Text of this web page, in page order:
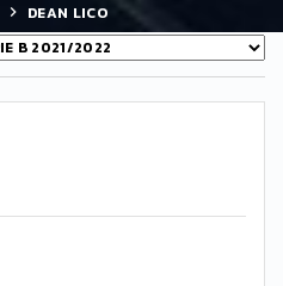
DEAN LICO